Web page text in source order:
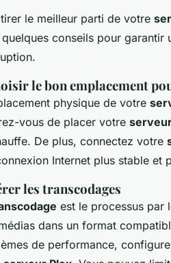
le meilleur parti de votre
conseils pour garantir
le bon emplacement
physique de votre
vous de placer votre
De plus, connectez votre
Internet plus stable et
les transcodages
est le processus par
dans un format
de performance,